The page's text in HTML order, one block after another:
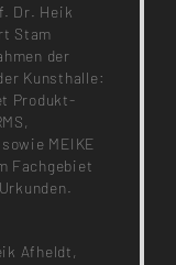
Dr. Heik
Stam
der
Kunsthalle:
Produkt-
MEIKE
Fachgebiet
Afheldt,